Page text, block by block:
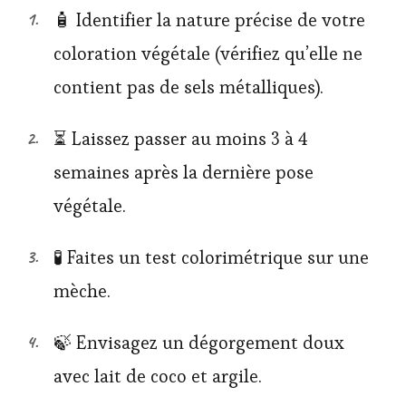
🧴 Identifier la nature précise de votre
coloration végétale (vérifiez qu’elle ne
contient pas de sels métalliques).
⏳ Laissez passer au moins 3 à 4
semaines après la dernière pose
végétale.
🧪 Faites un test colorimétrique sur une
mèche.
🍃 Envisagez un dégorgement doux
avec lait de coco et argile.